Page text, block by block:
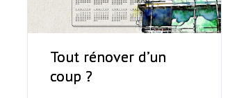
Tout rénover d’un
coup ?